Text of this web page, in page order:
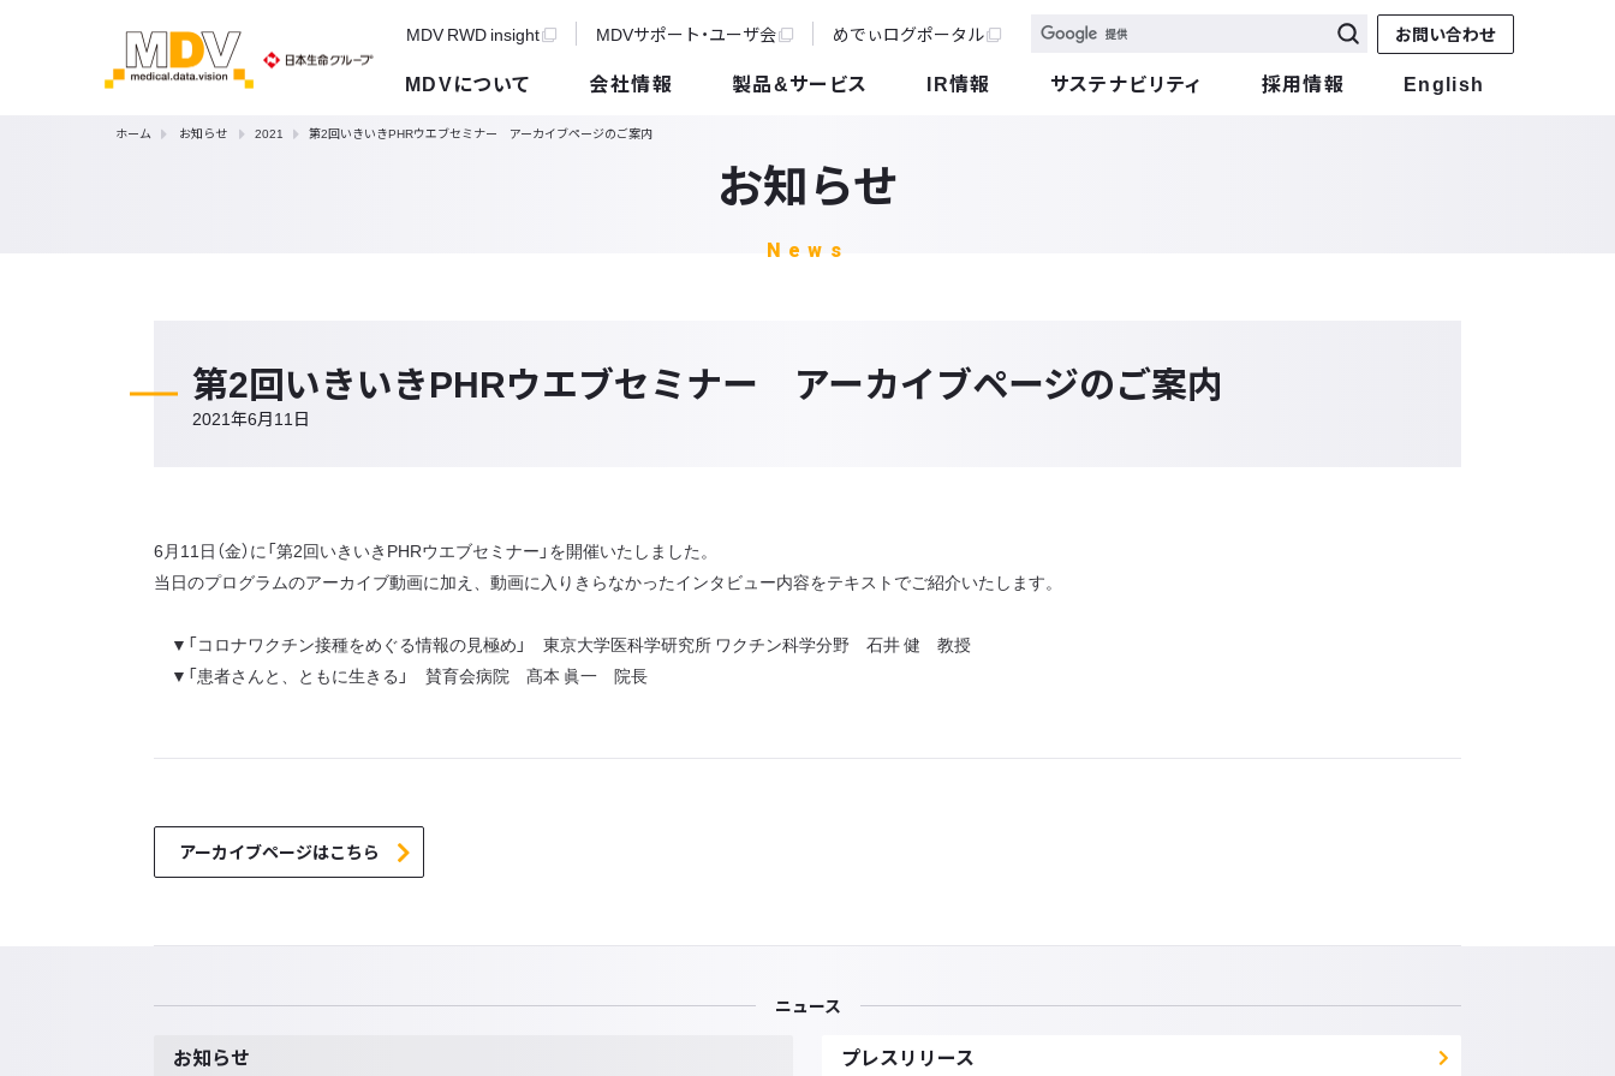
MDV RWD insight MDVサポート・ユーザ会 めでぃログポータル お問い合わせ
MDVについて 会社情報 製品&サービス IR情報 サステナビリティ 採用情報 English
ホーム お知らせ 2021 第2回いきいきPHRウエブセミナー アーカイブページのご案内
お知らせ
News
第2回いきいきPHRウエブセミナー アーカイブページのご案内
2021年6月11日
6月11日（金）に「第2回いきいきPHRウエブセミナー」を開催いたしました。
当日のプログラムのアーカイブ動画に加え、動画に入りきらなかったインタビュー内容をテキストでご紹介いたします。
▼「コロナワクチン接種をめぐる情報の見極め」 東京大学医科学研究所 ワクチン科学分野 石井 健 教授
▼「患者さんと、ともに生きる」 賛育会病院 髙本 眞一 院長
アーカイブページはこちら
ニュース
お知らせ プレスリリース